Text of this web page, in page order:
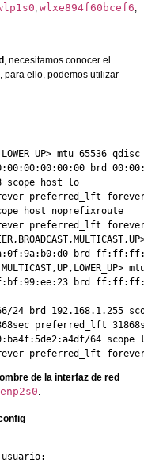
, wlxe894f60bcef6,
, necesitamos conocer el
, para ello, podemos utilizar
mtu 65536
brd
scope host lo
preferred_lft
host noprefixroute
preferred_lft
brd
brd
24 brd 192.168.1.255
preferred_lft
64 scope
preferred_lft
de la interfaz de red
enp2s0.